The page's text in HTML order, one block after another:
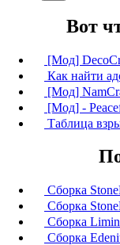
Вот
[Мод]
Как найти
[Мод]
[Мод] -
Таблица
Сборка
Сборка
Сборка
Сборка